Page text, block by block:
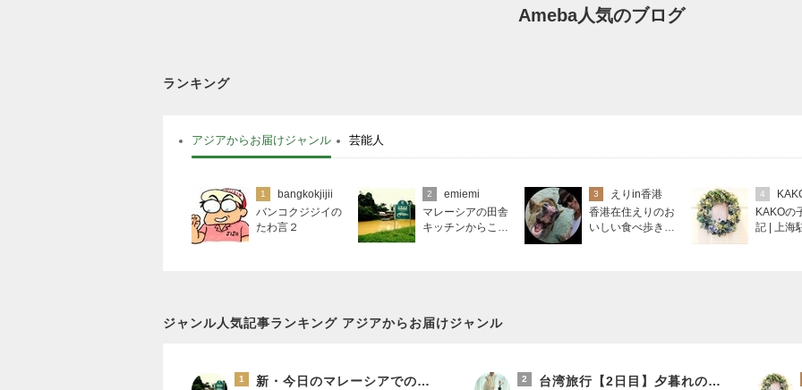
Ameba人気のブログ
ランキング
アジアからお届けジャンル 芸能人
1
bangkokjijii
バンコクジジイの
たわ言２
2
emiemi
マレーシアの田舎
キッチンからこん
3
えりin香港
香港在住えりのお
いしい食べ歩きガ
4
KAKOの
記 | 上海駐在から
ジャンル人気記事ランキング アジアからお届けジャンル
1 新・今日のマレーシアでの不幸話⑨入居したのは3月、その4か月後に起こった悲劇・・ 2 台湾旅行【2日目】夕暮れの九份へ。『千と千尋』の世界を歩く